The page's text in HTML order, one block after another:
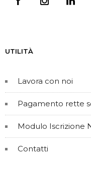
UTILITÀ
Lavora con noi
Pagamento rette
Modulo Iscrizione
Contatti